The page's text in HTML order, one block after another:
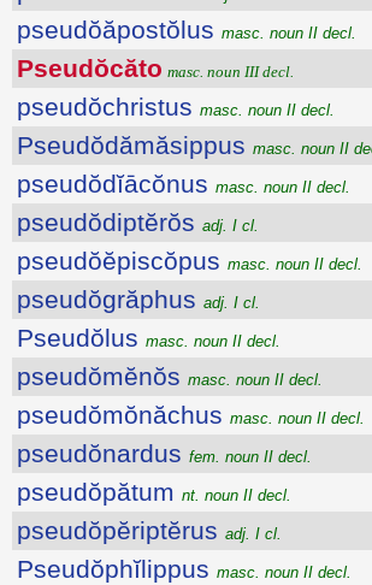
pseudŏăpostŏlus masc. noun II decl.
Pseudŏcăto masc. noun III decl.
pseudŏchristus masc. noun II decl.
Pseudŏdămăsippus masc. noun II
pseudŏdĭācŏnus masc. noun II decl.
pseudŏdiptĕrŏs adj. I cl.
pseudŏĕpiscŏpus masc. noun II decl.
pseudŏgrăphus adj. I cl.
Pseudŏlus masc. noun II decl.
pseudŏmĕnŏs masc. noun II decl.
pseudŏmŏnăchus masc. noun II decl.
pseudŏnardus fem. noun II decl.
pseudŏpătum nt. noun II decl.
pseudŏpĕriptĕrus adj. I cl.
Pseudŏphĭlippus masc. noun II decl.